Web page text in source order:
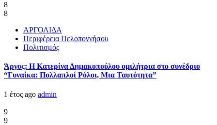
8
8
ΑΡΓΟΛΙΔΑ
Περιφέρεια Πελοποννήσου
Πολιτισμός
Άργος: Η Κατερίνα Δημακοπούλου ομιλήτρια στο συνέδριο
“Γυναίκα: Πολλαπλοί Ρόλοι, Μια Ταυτότητα”
1 έτος ago admin
9
9